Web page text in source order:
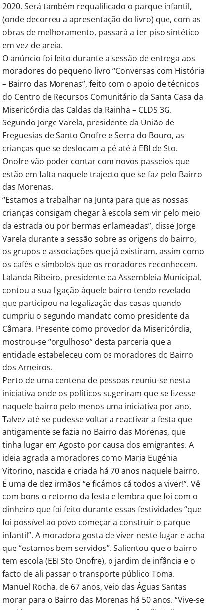
2020. Será também requalificado o parque infantil,
(onde decorreu a apresentação do livro) que, com as
obras de melhoramento, passará a ter piso sintético
em vez de areia.
O anúncio foi feito durante a sessão de entrega aos
moradores do pequeno livro “Conversas com História
– Bairro das Morenas”, feito com o apoio de técnicos
do Centro de Recursos Comunitário da Santa Casa da
Misericórdia das Caldas da Rainha – CLDS 3G.
Segundo Jorge Varela, presidente da União de
Freguesias de Santo Onofre e Serra do Bouro, as
crianças que se deslocam a pé até à EBI de Sto.
Onofre vão poder contar com novos passeios que
estão em falta naquele trajecto que se faz pelo Bairro
das Morenas.
“Estamos a trabalhar na Junta para que as nossas
crianças consigam chegar à escola sem vir pelo meio
da estrada ou por bermas enlameadas”, disse Jorge
Varela durante a sessão sobre as origens do bairro,
os grupos e associações que já existiram, assim como
os cafés e símbolos que os moradores reconhecem.
Lalanda Ribeiro, presidente da Assembleia Municipal,
contou a sua ligação àquele bairro tendo revelado
que participou na legalização das casas quando
cumpriu o segundo mandato como presidente da
Câmara. Presente como provedor da Misericórdia,
mostrou-se “orgulhoso” desta parceria que a
entidade estabeleceu com os moradores do Bairro
dos Arneiros.
Perto de uma centena de pessoas reuniu-se nesta
iniciativa onde os políticos sugeriram que se fizesse
naquele bairro pelo menos uma iniciativa por ano.
Talvez até se pudesse voltar a reactivar a festa que
antigamente se fazia no Bairro das Morenas, que
tinha lugar em Agosto por causa dos emigrantes. A
ideia agrada a moradores como Maria Eugénia
Vitorino, nascida e criada há 70 anos naquele bairro.
É uma de dez irmãos “e ficámos cá todos a viver!”. Vê
com bons o retorno da festa e lembra que foi com o
dinheiro que foi feito durante essas festividades “que
foi possível ao povo começar a construir o parque
infantil”. A moradora gosta de viver neste lugar e acha
que “estamos bem servidos”. Salientou que o bairro
tem escola (EBI Sto Onofre), o jardim de infância e o
facto de ali passar o transporte público Toma.
Manuel Rocha, de 67 anos, veio das Águas Santas
morar para o Bairro das Morenas há 50 anos. “Vive-se